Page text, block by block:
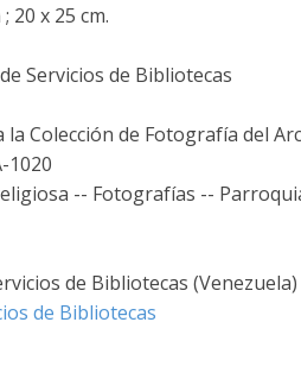
20 x 25 cm.
Servicios de Bibliotecas
Colección de Fotografía del
1020
-- Fotografías --
de Bibliotecas (Venezuela)
de Bibliotecas